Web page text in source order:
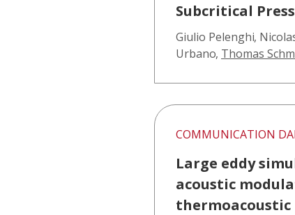
Subcritical
Giulio Pelenghi,
Urbano, Thomas
COMMUNICATION
Large eddy
acoustic